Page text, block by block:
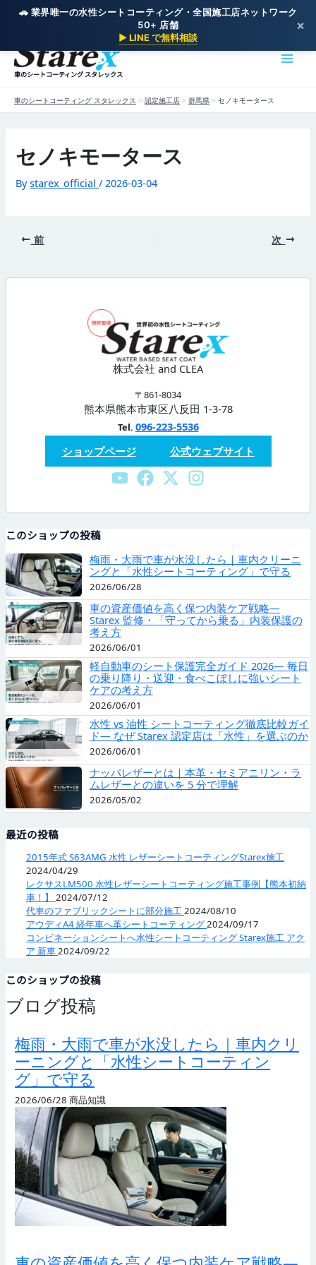
🚗 業界唯一の水性シートコーティング・全国施工店ネットワーク
50+ 店舗
▶ LINE で無料相談
×
容
車のシートコーティング スタレックス
車のシートコーティング スタレックス > 認定施工店 > 群馬県 > セノキモータース
セノキモータース
Bystarex_official/ 2026-03-04
前 次
株式会社 and CLEA
〒861-8034
熊本県熊本市東区八反田 1-3-78
Tel. 096-223-5536
ショップページ
公式ウェブサイト
このショップの投稿
梅雨・大雨で車が水没したら｜車内クリーニ
ングと「水性シートコーティング」で守る
2026/06/28
車の資産価値を高く保つ内装ケア戦略—
Starex 監修・「守ってから乗る」内装保護の
考え方
2026/06/01
軽自動車のシート保護完全ガイド 2026— 毎日
の乗り降り・送迎・食べこぼしに強いシート
ケアの考え方
2026/06/01
水性 vs 油性 シートコーティング徹底比較ガイ
ド— なぜ Starex 認定店は「水性」を選ぶのか
2026/06/01
ナッパレザーとは｜本革・セミアニリン・ラ
ムレザーとの違いを 5 分で理解
2026/05/02
最近の投稿
2015年式 S63AMG 水性 レザーシートコーティングStarex施工
2024/04/29
レクサスLM500 水性レザーシートコーティング施工事例【熊本初納
車！】2024/07/12
代車のファブリックシートに部分施工2024/08/10
アウディA4 経年車へ革シートコーティング2024/09/17
コンビネーションシートへ水性シートコーティング Starex施工 アク
ア 新車2024/09/22
このショップの投稿
ブログ投稿
梅雨・大雨で車が水没したら｜車内クリ
ーニングと「水性シートコーティン
グ」で守る
2026/06/28 商品知識